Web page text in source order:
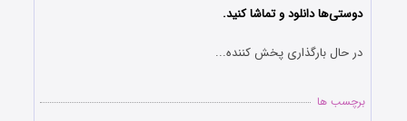
دوستی‌ها دانلود و تماشا کنید.
در حال بارگذاری پخش کننده...
برچسب ها